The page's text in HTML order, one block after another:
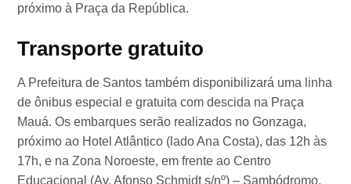
próximo à Praça da República.
Transporte gratuito
A Prefeitura de Santos também disponibilizará uma linha
de ônibus especial e gratuita com descida na Praça
Mauá. Os embarques serão realizados no Gonzaga,
próximo ao Hotel Atlântico (lado Ana Costa), das 12h às
17h, e na Zona Noroeste, em frente ao Centro
Educacional (Av. Afonso Schmidt s/nº) – Sambódromo,